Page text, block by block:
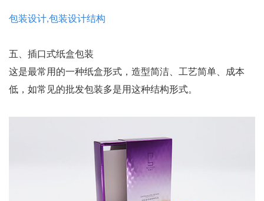
包装设计,包装设计结构
五、插口式纸盒包装
这是最常用的一种纸盒形式，造型简洁、工艺简单、成本
低，如常见的批发包装多是用这种结构形式。